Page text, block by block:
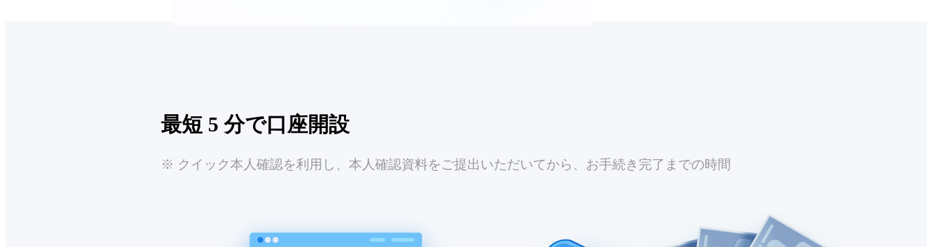
最短 5 分で口座開設
※ クイック本人確認を利用し、本人確認資料をご提出いただいてから、お手続き完了までの時間